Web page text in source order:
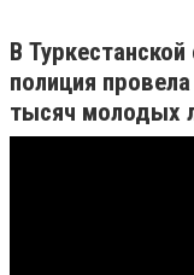
В
полиция
тысяч молодых